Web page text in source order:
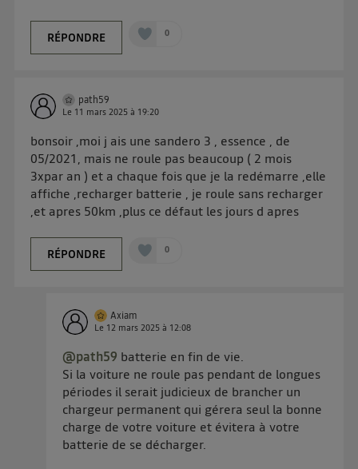
RÉPONDRE 0
path59
Le 11 mars 2025 à 19:20
bonsoir ,moi j ais une sandero 3 , essence , de
05/2021, mais ne roule pas beaucoup ( 2 mois
3xpar an ) et a chaque fois que je la redémarre ,elle
affiche ,recharger batterie , je roule sans recharger
,et apres 50km ,plus ce défaut les jours d apres
RÉPONDRE 0
Axiam
Le 12 mars 2025 à 12:08
@path59 batterie en fin de vie.
Si la voiture ne roule pas pendant de longues
périodes il serait judicieux de brancher un
chargeur permanent qui gérera seul la bonne
charge de votre voiture et évitera à votre
batterie de se décharger.